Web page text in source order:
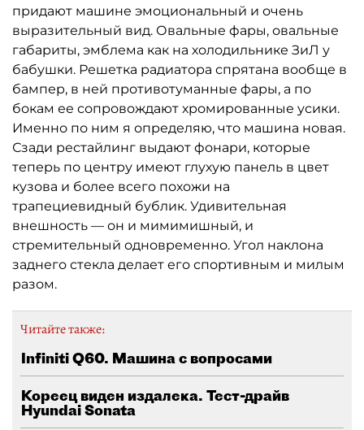
придают машине эмоциональный и очень
выразительный вид. Овальные фары, овальные
габариты, эмблема как на холодильнике ЗиЛ у
бабушки. Решетка радиатора спрятана вообще в
бампер, в ней противотуманные фары, а по
бокам ее сопровождают хромированные усики.
Именно по ним я определяю, что машина новая.
Сзади рестайлинг выдают фонари, которые
теперь по центру имеют глухую панель в цвет
кузова и более всего похожи на
трапециевидный бублик. Удивительная
внешность — он и мимимишный, и
стремительный одновременно. Угол наклона
заднего стекла делает его спортивным и милым
разом.
Читайте также:
Infiniti Q60. Машина с вопросами
Кореец виден издалека. Тест-драйв
Hyundai Sonata